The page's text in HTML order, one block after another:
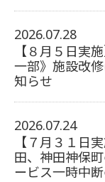
2026.07.28
【８月５日実
一部》 施設改
知らせ
2026.07.24
【７月３１日
田、神田神保町
ービス一時中